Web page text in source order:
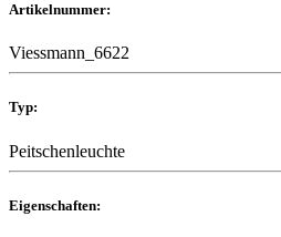
Artikelnummer:
Viessmann_6622
Typ:
Peitschenleuchte
Eigenschaften: